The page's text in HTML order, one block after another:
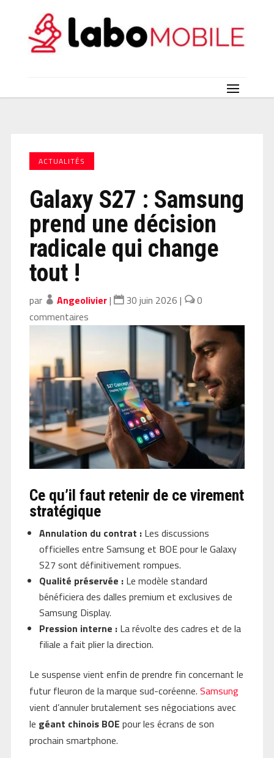
ACTUALITÉS
Galaxy S27 : Samsung
prend une décision
radicale qui change
tout !
par Angeolivier| 30 juin 2026 |
0
commentaires
Ce qu’il faut retenir de ce virement
stratégique
Annulation du contrat :Les discussions
officielles entre Samsung et BOE pour le Galaxy
S27 sont définitivement rompues.
Qualité préservée :Le modèle standard
bénéficiera des dalles premium et exclusives de
Samsung Display.
Pression interne :La révolte des cadres et de la
filiale a fait plier la direction.
Le suspense vient enfin de prendre fin concernant le
futur fleuron de la marque sud-coréenne. Samsung
vient d’annuler brutalement ses négociations avec
le géant chinois BOE pour les écrans de son
prochain smartphone.